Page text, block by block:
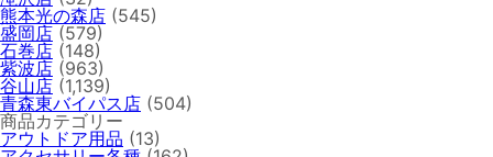
熊本光の森店 (545)
盛岡店 (579)
石巻店 (148)
紫波店 (963)
谷山店 (1,139)
青森東バイパス店 (504)
商品カテゴリー
アウトドア用品 (13)